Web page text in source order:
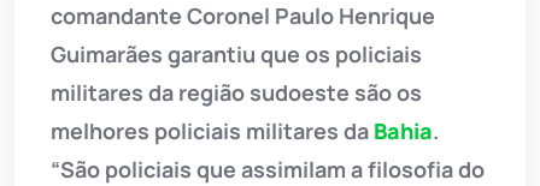
comandante Coronel Paulo Henrique
Guimarães garantiu que os policiais
militares da região sudoeste são os
melhores policiais militares da Bahia.
“São policiais que assimilam a filosofia do